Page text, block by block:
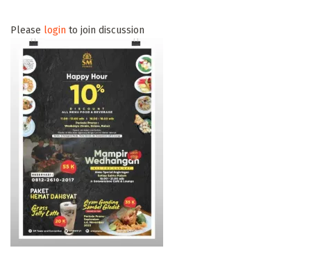
Please login to join discussion